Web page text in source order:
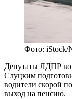
Фото: iStock/
Депутаты ЛДПР во
Слуцким
водители скорой
выход на пенсию.